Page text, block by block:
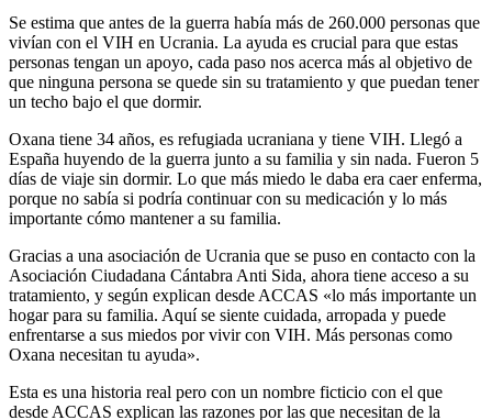
Se estima que antes de la guerra había más de 260.000 personas que
vivían con el VIH en Ucrania. La ayuda es crucial para que estas
personas tengan un apoyo, cada paso nos acerca más al objetivo de
que ninguna persona se quede sin su tratamiento y que puedan tener
un techo bajo el que dormir.
Oxana tiene 34 años, es refugiada ucraniana y tiene VIH. Llegó a
España huyendo de la guerra junto a su familia y sin nada. Fueron 5
días de viaje sin dormir. Lo que más miedo le daba era caer enferma,
porque no sabía si podría continuar con su medicación y lo más
importante cómo mantener a su familia.
Gracias a una asociación de Ucrania que se puso en contacto con la
Asociación Ciudadana Cántabra Anti Sida, ahora tiene acceso a su
tratamiento, y según explican desde ACCAS «lo más importante un
hogar para su familia. Aquí se siente cuidada, arropada y puede
enfrentarse a sus miedos por vivir con VIH. Más personas como
Oxana necesitan tu ayuda».
Esta es una historia real pero con un nombre ficticio con el que
desde ACCAS explican las razones por las que necesitan de la